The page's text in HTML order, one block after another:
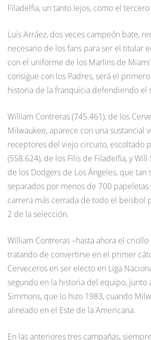
Filadelfia, un tanto lejos, como el
Luis Arráez, dos veces campeón bate,
necesario de los fans para ser el titular
con el uniforme de los Marlins de
consigue con los Padres, será el
historia de la franquicia defendiendo el
William Contreras (745.461), de los
Milwaukee, aparece con una sustancial
receptores del viejo circuito, escoltado
(558.624), de los Filis de Filadelfia, y Will
de los Dodgers de Los Ángeles, que tan
separados por menos de 700 papeletas
carrera más cerrada de todo el beisbol
2 de la selección.
William Contreras –hasta ahora el criollo
tratando de convertirse en el primer
Cerveceros en ser electo en Liga
segundo en la historia del equipo, junto
Simmons, que lo hizo 1983, cuando
alineado en el Este de la Americana.
En las anteriores tres campañas,